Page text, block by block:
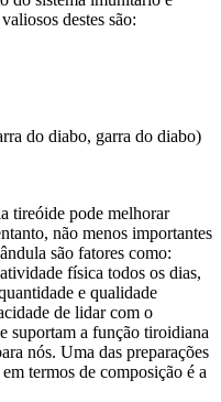
destes são:
do diabo, garra do diabo)
tireóide pode melhorar
não menos importantes
são fatores como:
física todos os dias,
e qualidade
de lidar com o
suportam a função tiroidiana
nós. Uma das preparações
termos de composição é a